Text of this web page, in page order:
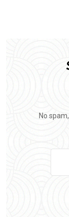
No